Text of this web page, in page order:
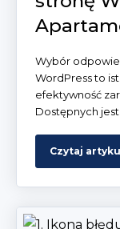
Wybór
WordPress to
efektywność
Dostępnych jest
Czytaj